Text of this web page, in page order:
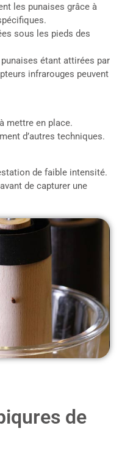
les punaises grâce à
sous les pieds des
étant attirées par
infrarouges peuvent
mettre en place.
d’autres techniques.
de faible intensité.
de capturer une
de